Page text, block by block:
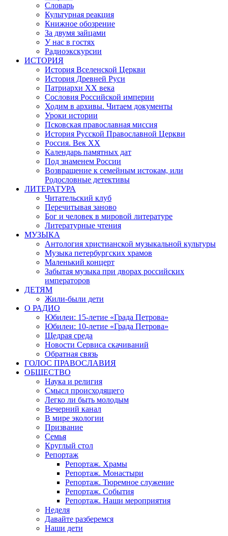
Словарь
Культурная реакция
Книжное обозрение
За двумя зайцами
У нас в гостях
Радиоэкскурсии
ИСТОРИЯ
История Вселенской Церкви
История Древней Руси
Патриархи XX века
Сословия Российской империи
Ходим в архивы. Читаем документы
Уроки истории
Псковская православная миссия
История Русской Православной Церкви
Россия. Век ХХ
Календарь памятных дат
Под знаменем России
Возвращение к семейным истокам, или
Родословные детективы
ЛИТЕРАТУРА
Читательский клуб
Перечитывая заново
Бог и человек в мировой литературе
Литературные чтения
МУЗЫКА
Антология христианской музыкальной культуры
Музыка петербургских храмов
Маленький концерт
Забытая музыка при дворах российских
императоров
ДЕТЯМ
Жили-были дети
О РАДИО
Юбилеи: 15-летие «Града Петрова»
Юбилеи: 10-летие «Града Петрова»
Щедрая среда
Новости Сервиса скачиваний
Обратная связь
ГОЛОС ПРАВОСЛАВИЯ
ОБЩЕСТВО
Наука и религия
Смысл происходящего
Легко ли быть молодым
Вечерний канал
В мире экологии
Призвание
Семья
Круглый стол
Репортаж
Репортаж. Храмы
Репортаж. Монастыри
Репортаж. Тюремное служение
Репортаж. События
Репортаж. Наши мероприятия
Неделя
Давайте разберемся
Наши дети